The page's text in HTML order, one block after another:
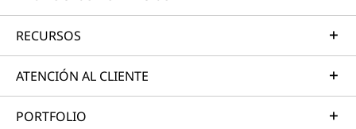
RECURSOS
ATENCIÓN AL CLIENTE
PORTFOLIO